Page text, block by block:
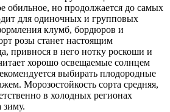
обильное, но продолжается до самых
для одиночных и групповых
клумб, бордюров и
розы станет настоящим
привнося в него нотку роскоши и
хорошо освещаемые солнцем
выбирать плодородные
Морозостойкость сорта средняя,
в холодных регионах
зиму.